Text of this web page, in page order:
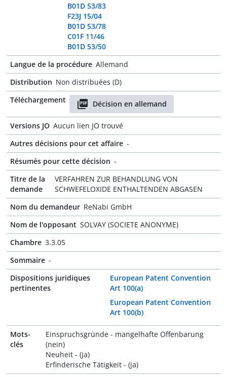
B01D 53/83
F23J 15/04
B01D 53/78
C01F 11/46
B01D 53/50
Langue de la procédure Allemand
Distribution Non distribuées (D)
Téléchargement
Décision en allemand
Versions JO Aucun lien JO trouvé
Autres décisions pour cet affaire -
Résumés pour cette décision -
Titre de la
demande
VERFAHREN ZUR BEHANDLUNG VON
SCHWEFELOXIDE ENTHALTENDEN ABGASEN
Nom du demandeur ReNabi GmbH
Nom de l'opposant SOLVAY (SOCIETE ANONYME)
Chambre 3.3.05
Sommaire -
Dispositions juridiques
pertinentes
European Patent Convention
Art 100(a)
European Patent Convention
Art 100(b)
Mots-
clés
Einspruchsgründe - mangelhafte Offenbarung
(nein)
Neuheit - (ja)
Erfinderische Tätigkeit - (ja)